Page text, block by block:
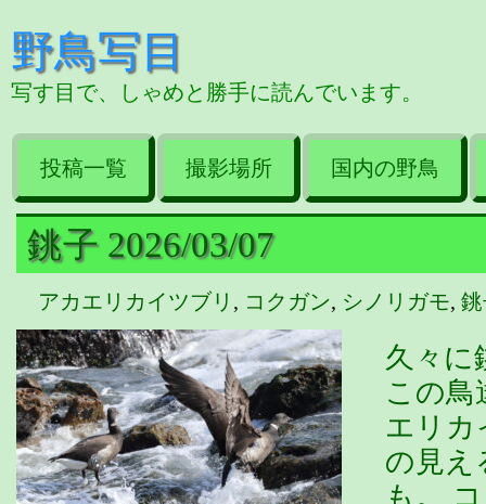
野鳥写目
写す目で、しゃめと勝手に読んでいます。
投稿一覧 撮影場所 国内の野鳥
銚子 2026/03/07
アカエリカイツブリ , コクガン, シノリガモ,
久々に
この鳥
エリカ
の見え
も。